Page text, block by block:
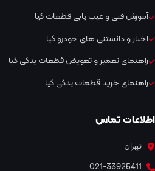
آموزش فنی و عیب یابی قطعات کیا
اخبار و دانستنی های خودرو کیا
راهنمای تعمیر و تعویض قطعات یدکی کیا
راهنمای خرید قطعات یدکی کیا
اطلاعات تماس
تهران
021-33925411